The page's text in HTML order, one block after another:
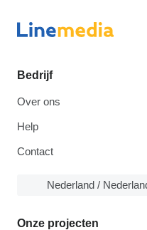
Bedrijf
Over ons
Help
Contact
Nederland /
Onze projecten